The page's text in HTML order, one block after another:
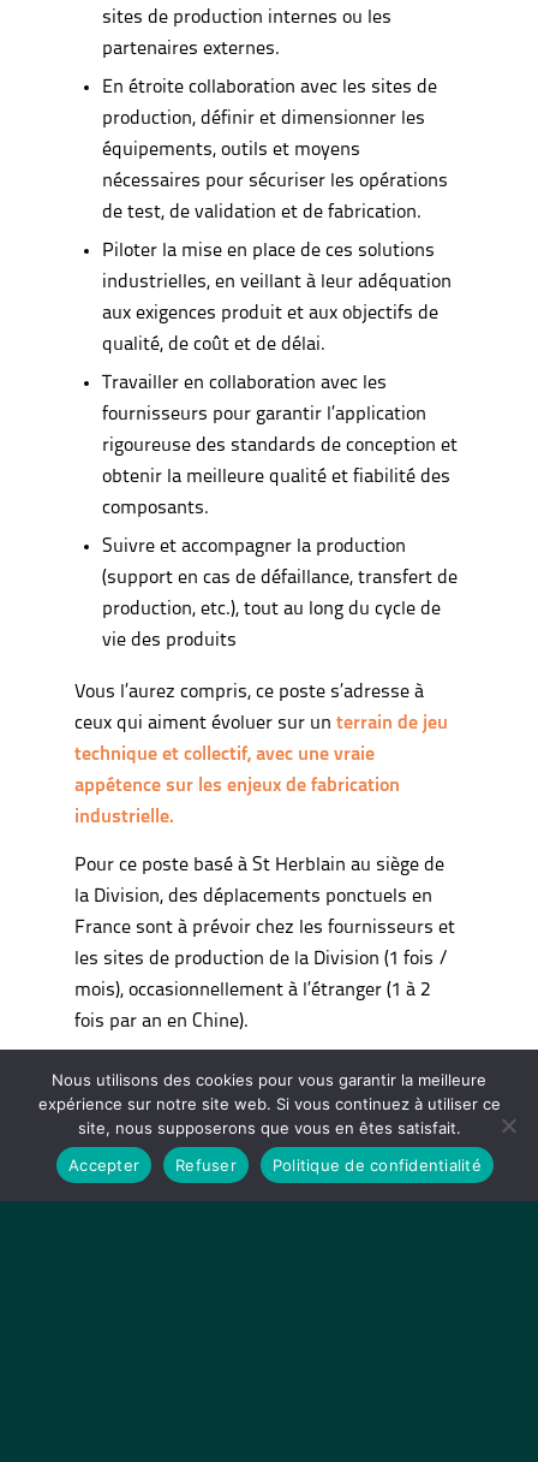
sites de production internes ou les
partenaires externes.
En étroite collaboration avec les sites de
production, définir et dimensionner les
équipements, outils et moyens
nécessaires pour sécuriser les opérations
de test, de validation et de fabrication.
Piloter la mise en place de ces solutions
industrielles, en veillant à leur adéquation
aux exigences produit et aux objectifs de
qualité, de coût et de délai.
Travailler en collaboration avec les
fournisseurs pour garantir l’application
rigoureuse des standards de conception et
obtenir la meilleure qualité et fiabilité des
composants.
Suivre et accompagner la production
(support en cas de défaillance, transfert de
production, etc.), tout au long du cycle de
vie des produits
Vous l’aurez compris, ce poste s’adresse à
ceux qui aiment évoluer sur unterrain de jeu
technique et collectif, avec une vraie
appétence sur les enjeux de fabrication
industrielle.
Pour ce poste basé à St Herblain au siège de
la Division, des déplacements ponctuels en
France sont à prévoir chez les fournisseurs et
les sites de production de la Division (1 fois /
mois), occasionnellement à l’étranger (1 à 2
fois par an en Chine).
Si vous vous reconnaissez, ce poste est sans
doute fait pour vous !
AVEZ-VOUS LE BON
Nous utilisons des cookies pour vous garantir la meilleure
expérience sur notre site web. Si vous continuez à utiliser ce
site, nous supposerons que vous en êtes satisfait.
Accepter
Refuser Politique de confidentialité